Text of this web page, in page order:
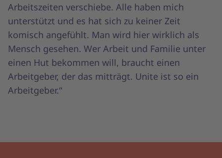
Arbeitszeiten verschiebe. Alle haben mich
unterstützt und es hat sich zu keiner Zeit
komisch angefühlt. Man wird hier wirklich als
Mensch gesehen. Wer Arbeit und Familie unter
einen Hut bekommen will, braucht einen
Arbeitgeber, der das mitträgt. Unite ist so ein
Arbeitgeber.“